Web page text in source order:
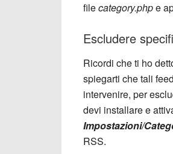
filecategory.phpe
Escludere
Ricordi che ti ho
spiegarti che tali
intervenire, per
devi installare e
Impostazioni/
RSS.